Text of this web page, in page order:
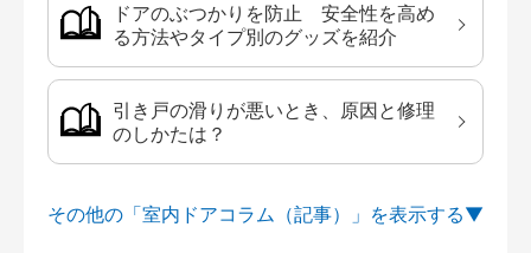
ドアのぶつかりを防止 安全性を高め
る方法やタイプ別のグッズを紹介
引き戸の滑りが悪いとき、原因と修理
のしかたは？
その他の「室内ドアコラム（記事）」を